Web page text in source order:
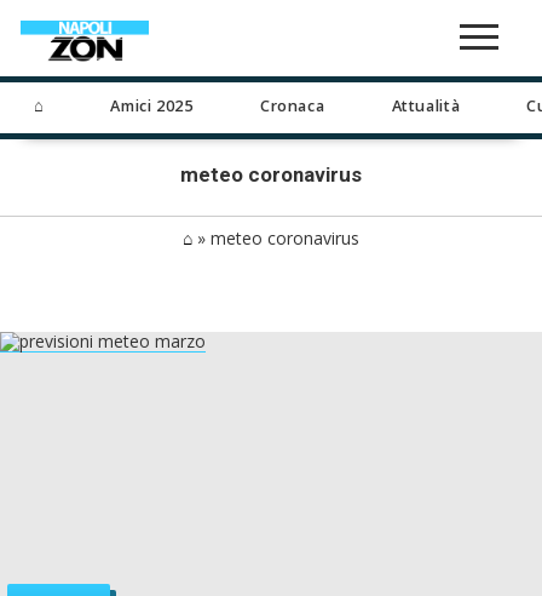
⌂ Amici 2025 Cronaca Attualità
meteo coronavirus
⌂ » meteo coronavirus